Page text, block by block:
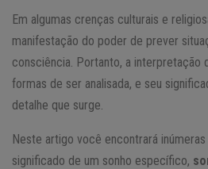
Em algumas crenças culturais e
manifestação do poder de prever
consciência. Portanto, a interpretação
formas de ser analisada, e seu
detalhe que surge.
Neste artigo você encontrará
significado de um sonho específico,